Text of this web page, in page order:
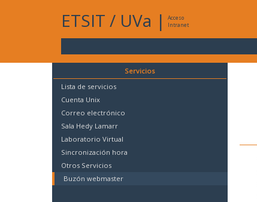
ETSIT / UVa |
Acceso
Intranet
Servicios
Lista de servicios
Cuenta Unix
Correo electrónico
Sala Hedy Lamarr
Laboratorio Virtual
Sincronización hora
Otros Servicios
Buzón webmaster